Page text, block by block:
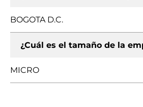
BOGOTA D.C.
¿Cuál es el tamaño de la
MICRO